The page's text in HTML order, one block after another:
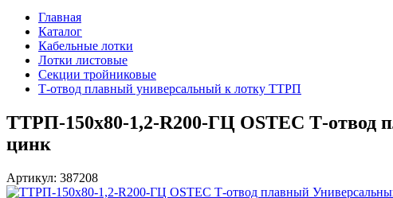
Главная
Каталог
Кабельные лотки
Лотки листовые
Секции тройниковые
Т-отвод плавный универсальный к лотку ТТРП
ТТРП-150х80-1,2-R200-ГЦ OSTEC Т-отвод
цинк
Артикул: 387208